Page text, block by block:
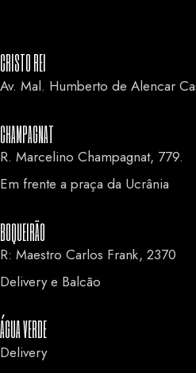
CRISTO REI
Av. Mal. Humberto de Alencar
CHAMPAGNAT
R. Marcelino Champagnat, 779.
Em frente a praça da Ucrânia
BOQUEIRÃO
R: Maestro Carlos Frank, 2370
Delivery e Balcão
ÁGUA VERDE
Delivery